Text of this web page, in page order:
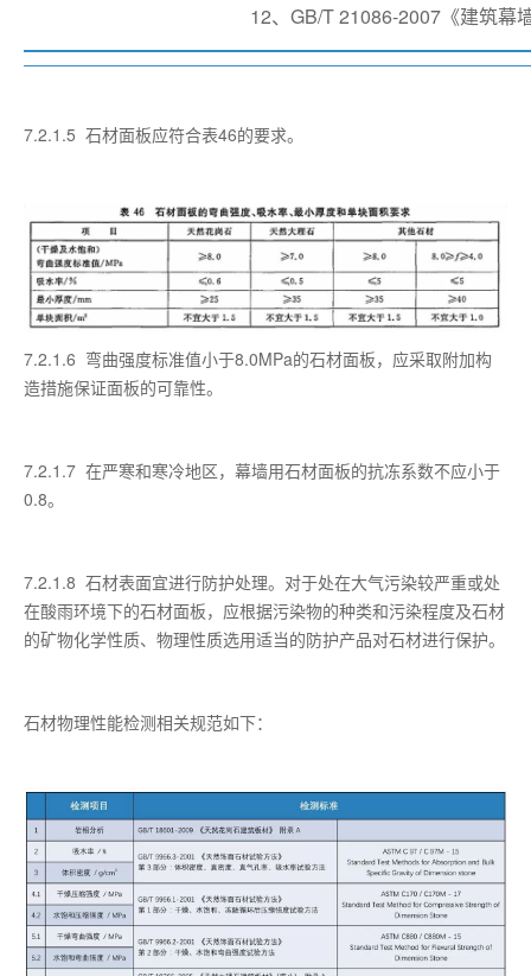
12、GB/T 21086-2007《建筑幕
7.2.1.5 石材面板应符合表46的要求。
7.2.1.6 弯曲强度标准值小于8.0MPa的石材面板，应采取附加构
造措施保证面板的可靠性。
7.2.1.7 在严寒和寒冷地区，幕墙用石材面板的抗冻系数不应小于
0.8。
7.2.1.8 石材表面宜进行防护处理。对于处在大气污染较严重或处
在酸雨环境下的石材面板，应根据污染物的种类和污染程度及石材
的矿物化学性质、物理性质选用适当的防护产品对石材进行保护。
石材物理性能检测相关规范如下：